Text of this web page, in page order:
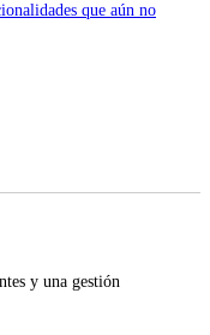
que aún no
y una gestión